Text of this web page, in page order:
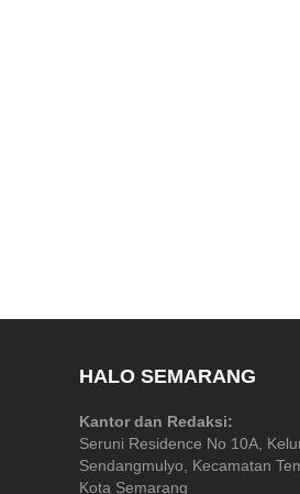
HALO SEMARANG
Kantor dan Redaksi:
Seruni Residence No 10A,
Sendangmulyo, Kecamatan
Kota Semarang